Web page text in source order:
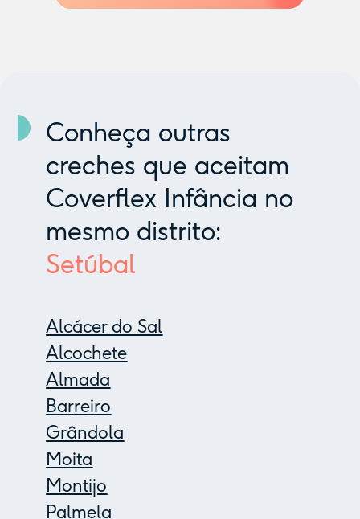
Conheça outras
creches que aceitam
Coverflex Infância no
mesmo distrito:
Setúbal
Alcácer do Sal
Alcochete
Almada
Barreiro
Grândola
Moita
Montijo
Palmela